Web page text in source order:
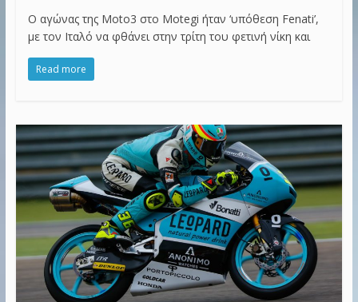
Ο αγώνας της Moto3 στο Motegi ήταν ‘υπόθεση Fenati’,
με τον Ιταλό να φθάνει στην τρίτη του φετινή νίκη και
Read more